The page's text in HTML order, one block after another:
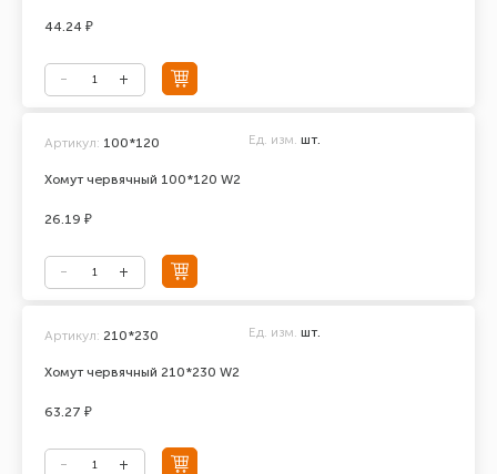
44.24 ₽
Хомут червячный 100*120 W2
Артикул: 100*120 Ед. изм. шт.
26.19 ₽
Хомут червячный 210*230 W2
Артикул: 210*230 Ед. изм. шт.
63.27 ₽